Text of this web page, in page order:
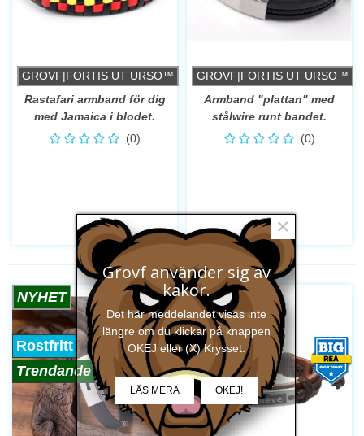
GROVF|FORTIS UT URSO™
Rastafari armband för dig
med Jamaica i blodet.
(0)
GROVF|FORTIS UT URSO™
Armband "plattan" med
stålwire runt bandet.
(0)
Rostfritt
NYHET
Trendande
NYHET
Trendande
Grovf använder sig av
kakor.
Det här meddelandet visas inte
längre om du klickar på knappen
OKEJ eller (X) Krysset.
LÄS MERA OKEJ!
×